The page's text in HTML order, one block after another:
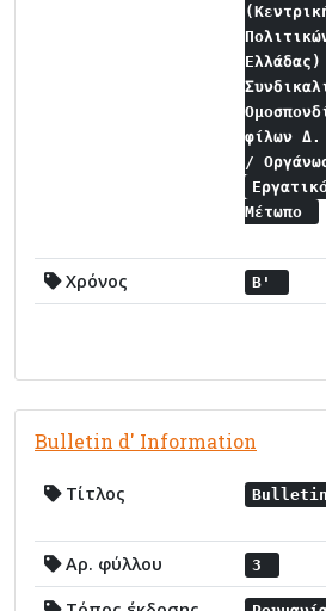
Ελλάδας)
φίλων Δ.
/
Μέτωπο
Χρόνος Β'
Bulletin d' Information
Τίτλος
Αρ. φύλλου 3